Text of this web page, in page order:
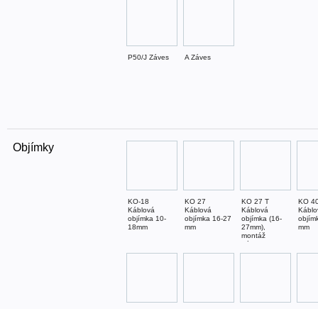
P50/J Záves A Záves
Objímky
KO-18
Káblová
objímka 10-
18mm
KO 27
Káblová
objímka 16-27
mm
KO 27 T
Káblová
objímka (16-
27mm),
montáž
páskou
KO
mm